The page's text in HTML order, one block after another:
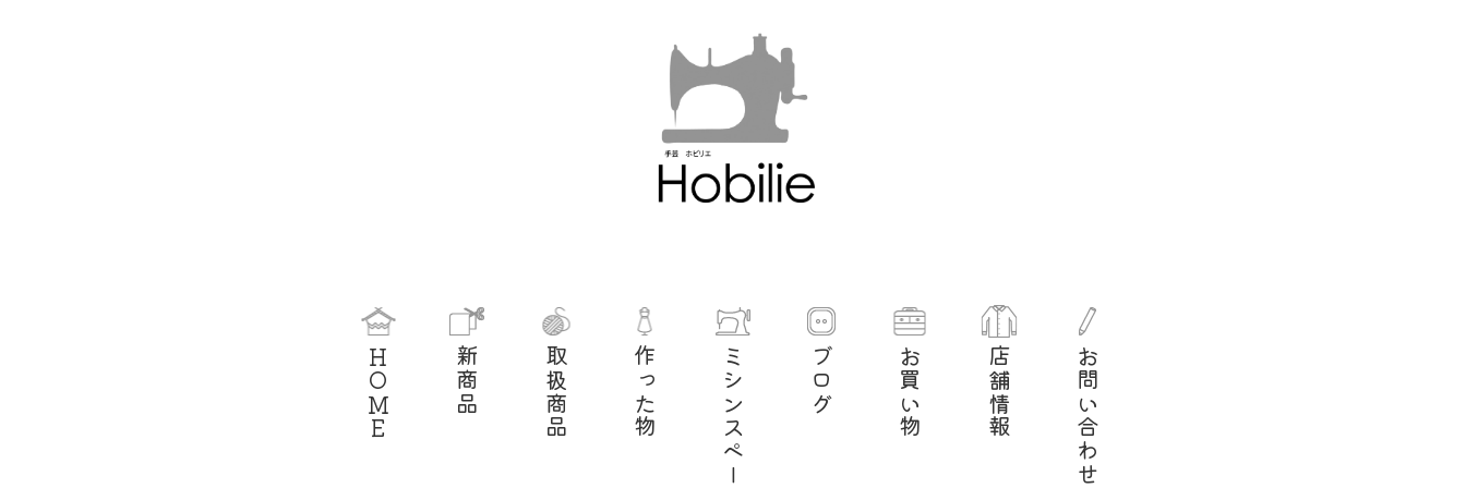
HOME 新商品 取扱商品 作った物 ミシンスペース ブログ お買い物 店舗情報 お問い合わせ